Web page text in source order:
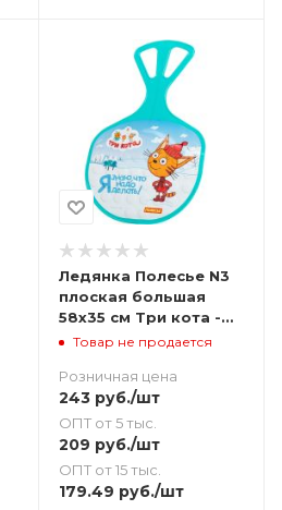
Ледянка Полесье N3
плоская большая
58х35 см Три кота -
бирюзовая
Товар не продается
Розничная цена
243руб./шт
ОПТ от 5 тыс.
209 руб./шт
ОПТ от 15 тыс.
179.49 руб./шт